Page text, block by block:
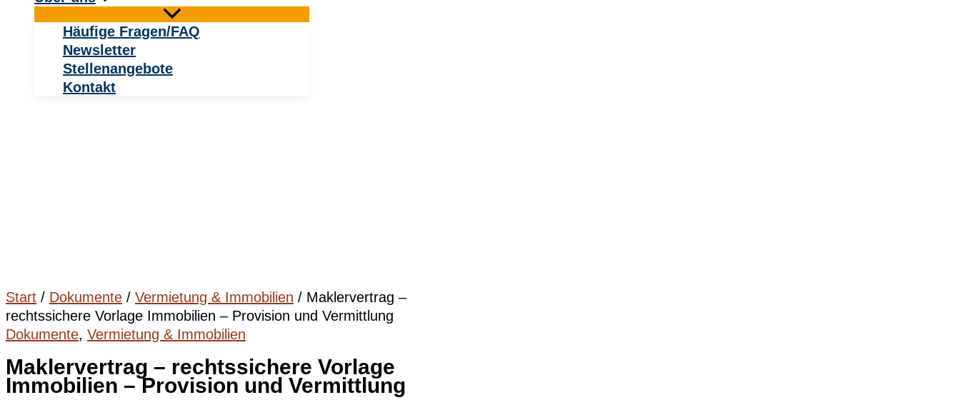
Häufige Fragen/FAQ
Newsletter
Stellenangebote
Kontakt
Start / Dokumente / Vermietung & Immobilien / Maklervertrag –
rechtssichere Vorlage Immobilien – Provision und Vermittlung
Dokumente, Vermietung & Immobilien
Maklervertrag – rechtssichere Vorlage
Immobilien – Provision und Vermittlung